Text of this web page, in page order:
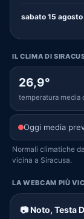
sabato 15 agosto
IL CLIMA DI
26,9°
temperatura media
Oggi media
Normali climatiche
vicina a Siracusa.
LA WEBCAM PIÙ
📷 Noto, Testa